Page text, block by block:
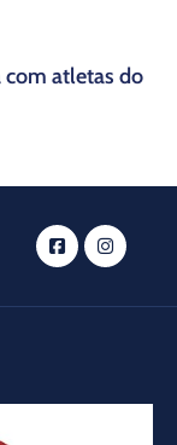
com atletas do